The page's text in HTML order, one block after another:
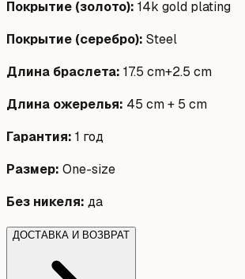
Покрытие (золото): 14k gold plating
Покрытие (серебро): Steel
Длина браслета: 17.5 cm+2.5 cm
Длина ожерелья: 45 cm + 5 cm
Гарантия: 1 год
Размер: One-size
Без никеля: да
ДОСТАВКА И ВОЗВРАТ